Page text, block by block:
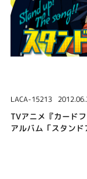
LACA-15213
TVアニメ『カード
アルバム「スタンド